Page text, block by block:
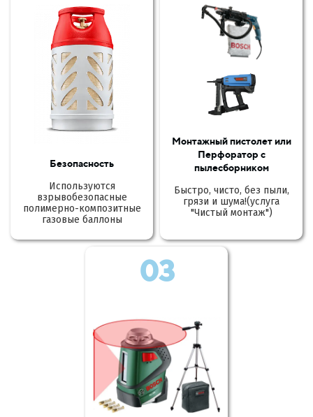
Безопасность
Используются
взрывобезопасные
полимерно-композитные
газовые баллоны
Монтажный пистолет или
Перфоратор с
пылесборником
Быстро, чисто, без пыли,
грязи и шума!(услуга
"Чистый монтаж")
03